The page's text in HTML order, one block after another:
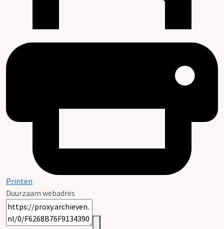
Printen
Duurzaam webadres